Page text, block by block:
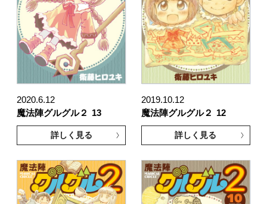
2020.6.12
魔法陣グルグル２
13
詳しく見る
2019.10.12
魔法陣グルグル２
12
詳しく見る